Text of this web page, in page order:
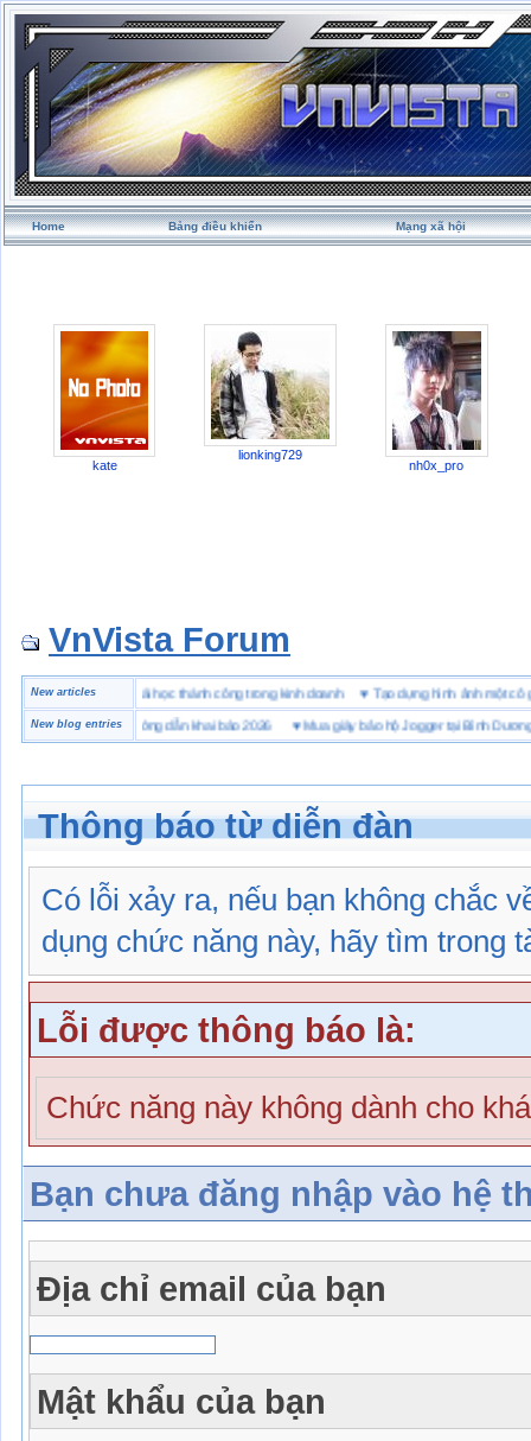
Home Bảng điều khiển Mạng xã hội
kate
lionking729
nh0x_pro
VnVista Forum
New articles
biệt” của Microsoft ♥4 bài học thành công trong kinh doanh ♥Tạo dựng hình ảnh
New blog entries
hải quan là gì? Hướng dẫn khai báo 2026♥ Mua giày bảo hộ Jogger tại Bình Dương ở
Thông báo từ diễn đàn
Có lỗi xảy ra, nếu bạn không chắc
dụng chức năng này, hãy tìm trong
Lỗi được thông báo là:
Chức năng này không dành cho
Bạn chưa đăng nhập vào hệ
Địa chỉ email của bạn
Mật khẩu của bạn